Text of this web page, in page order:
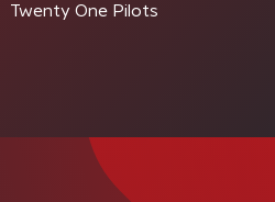
Twenty One Pilots